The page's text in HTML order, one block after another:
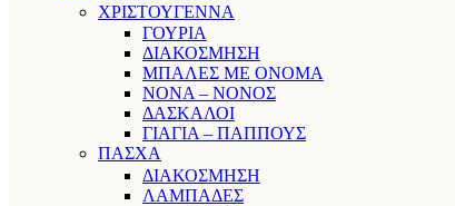
ΧΡΙΣΤΟΥΓΕΝΝΑ
ΓΟΥΡΙΑ
ΔΙΑΚΟΣΜΗΣΗ
ΜΠΑΛΕΣ ΜΕ ΟΝΟΜΑ
ΝΟΝΑ – ΝΟΝΟΣ
ΔΑΣΚΑΛΟΙ
ΓΙΑΓΙΑ – ΠΑΠΠΟΥΣ
ΠΑΣΧΑ
ΔΙΑΚΟΣΜΗΣΗ
ΛΑΜΠΑΔΕΣ